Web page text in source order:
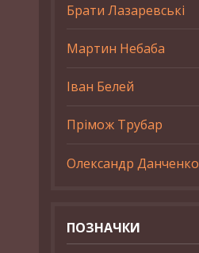
Брати Лазаревські
Мартин Небаба
Іван Белей
Прімож Трубар
Олександр Данченко
ПОЗНАЧКИ